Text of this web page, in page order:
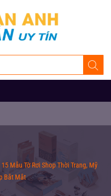
15 Mẫu Tờ Rơi Shop Thời Trang, Mỹ
Bắt Mắt